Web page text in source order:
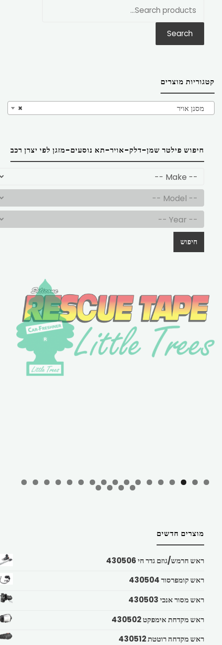
Search
קטגוריות מוצרים
× מסנן אויר
חיפוש פילטר שמן-דלק-אויר-תא נוסעים-מזגן לפי יצרן רכב
חיפוש
מוצרים חדשים
ראש חרמש/גוזם גדר חי 430506
ראש קומפרסור 430504
ראש מסור אנכי 430503
ראש מקדחת אימפקט 430502
ראש מקדחה רוטטת 430512